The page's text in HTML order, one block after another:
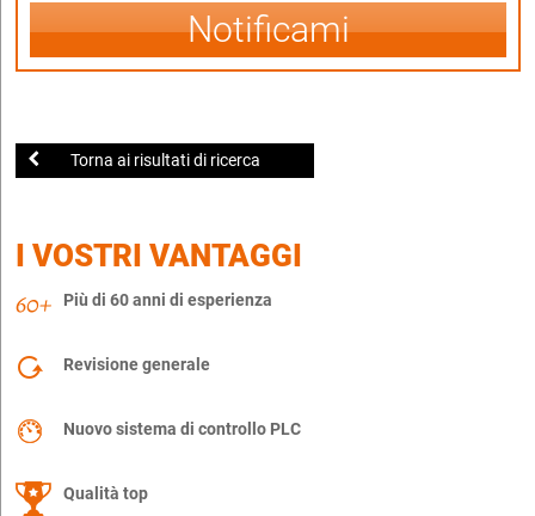
Notificami
Torna ai risultati di ricerca
I VOSTRI VANTAGGI
Più di 60 anni di esperienza
Revisione generale
Nuovo sistema di controllo PLC
Qualità top